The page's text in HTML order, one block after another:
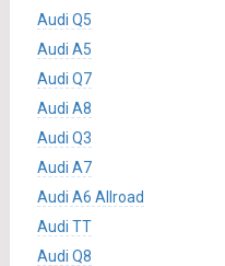
Audi Q5
Audi A5
Audi Q7
Audi A8
Audi Q3
Audi A7
Audi A6 Allroad
Audi TT
Audi Q8